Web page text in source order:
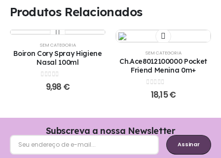
Produtos Relacionados
SEM CATEGORIA
Boiron Cory Spray Higiene
Nasal 100ml
out of 5
9,98 €
SEM CATEGORIA
Ch.Ace8012100000 Pocket
Friend Menina 0m+
out of 5
18,15€
Subscreva a nossa Newsletter
Assinar